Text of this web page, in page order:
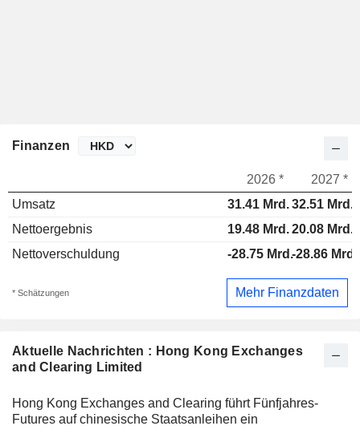
Aktuelle Nachrichten : Hong Kong Exchanges
and Clearing Limited
Hong Kong Exchanges and Clearing führt Fünfjahres-
Futures auf chinesische Staatsanleihen ein
Finanzen
2026 *
2027 *
Umsatz
31.41 Mrd.32.51 Mrd.
Nettoergebnis
19.48 Mrd.20.08 Mrd.
Nettoverschuldung
-28.75 Mrd.-28.86 Mrd.
* Schätzungen Mehr Finanzdaten